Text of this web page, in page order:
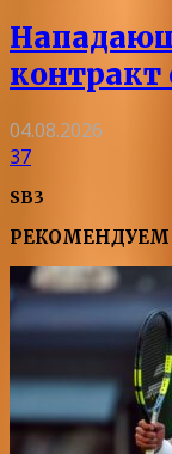
04.08.2026
37
SB3